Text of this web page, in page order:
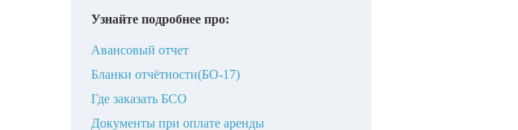
Узнайте подробнее про:
Авансовый отчет
Бланки отчётности(БО-17)
Где заказать БСО
Документы при оплате аренды